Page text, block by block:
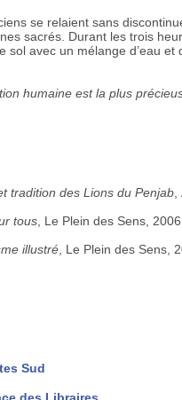
se relaient sans
sacrés. Durant les trois
avec un mélange d’eau et
humaine est la plus
tradition des Lions du Penjab
tous , Le Plein des Sens, 2006
illustré , Le Plein des Sens,
Sud